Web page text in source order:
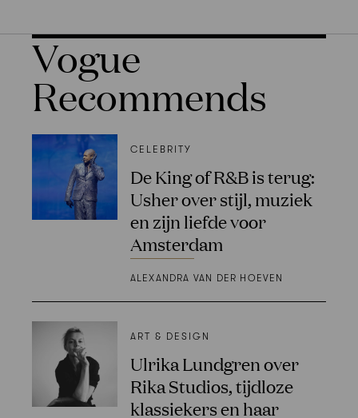
Vogue
Recommends
CELEBRITY
De King of R&B is terug:
Usher over stijl, muziek
en zijn liefde voor
Amsterdam
ALEXANDRA VAN DER HOEVEN
ART & DESIGN
Ulrika Lundgren over
Rika Studios, tijdloze
klassiekers en haar